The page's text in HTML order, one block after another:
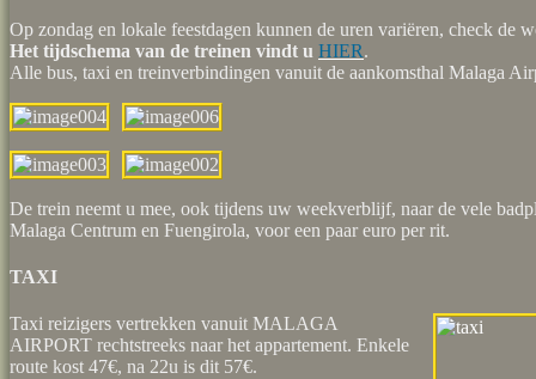
Op zondag en lokale feestdagen kunnen de uren variëren, check de
Het tijdschema van de treinen vindt u HIER.
Alle bus, taxi en treinverbindingen vanuit de aankomsthal Malaga
De trein neemt u mee, ook tijdens uw weekverblijf, naar de vele
Malaga Centrum en Fuengirola, voor een paar euro per rit.
TAXI
Taxi reizigers vertrekken vanuit MALAGA
AIRPORT rechtstreeks naar het appartement. Enkele
route kost 47€, na 22u is dit 57€.